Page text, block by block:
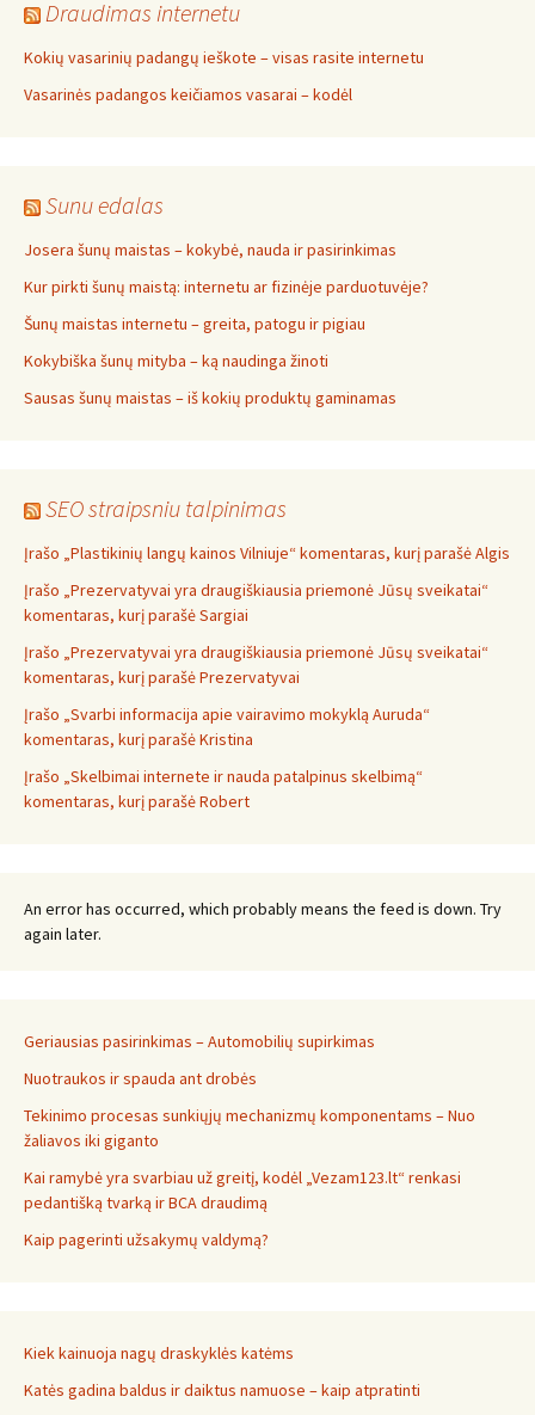
Draudimas internetu
Kokių vasarinių padangų ieškote – visas rasite internetu
Vasarinės padangos keičiamos vasarai – kodėl
Sunu edalas
Josera šunų maistas – kokybė, nauda ir pasirinkimas
Kur pirkti šunų maistą: internetu ar fizinėje parduotuvėje?
Šunų maistas internetu – greita, patogu ir pigiau
Kokybiška šunų mityba – ką naudinga žinoti
Sausas šunų maistas – iš kokių produktų gaminamas
SEO straipsniu talpinimas
Įrašo „Plastikinių langų kainos Vilniuje“ komentaras, kurį parašė Algis
Įrašo „Prezervatyvai yra draugiškiausia priemonė Jūsų sveikatai“
komentaras, kurį parašė Sargiai
Įrašo „Prezervatyvai yra draugiškiausia priemonė Jūsų sveikatai“
komentaras, kurį parašė Prezervatyvai
Įrašo „Svarbi informacija apie vairavimo mokyklą Auruda“
komentaras, kurį parašė Kristina
Įrašo „Skelbimai internete ir nauda patalpinus skelbimą“
komentaras, kurį parašė Robert
An error has occurred, which probably means the feed is down. Try
again later.
Geriausias pasirinkimas – Automobilių supirkimas
Nuotraukos ir spauda ant drobės
Tekinimo procesas sunkiųjų mechanizmų komponentams – Nuo
žaliavos iki giganto
Kai ramybė yra svarbiau už greitį, kodėl „Vezam123.lt“ renkasi
pedantišką tvarką ir BCA draudimą
Kaip pagerinti užsakymų valdymą?
Kiek kainuoja nagų draskyklės katėms
Katės gadina baldus ir daiktus namuose – kaip atpratinti